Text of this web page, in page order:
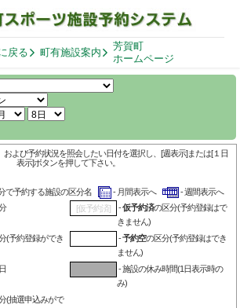
戻る 町有施設案内
芳賀町
ホームページ
よび予約状況を照会したい日付を選択し、[週表示]または[１日
表示]ボタンを押して下さい。
で予約する施設の区分名
- 月間表示へ
- 週間表示へ
[仮予約済] -仮予約済の区分(予約登録はで
きません)
(予約登録ができ
-予約空の区分(予約登録はでき
ません)
- 施設の休み時間(1日表示時の
み)
(抽選申込みがで